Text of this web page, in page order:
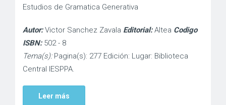
Estudios de Gramatica Generativa
Autor:Victor Sanchez Zavala Editorial:Altea Codigo
ISBN:502 - 8
Tema(s):Pagina(s): 277 Edición: Lugar: Biblioteca
Central IESPPA.
Leer más